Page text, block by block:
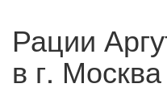
Рации
в г. Москва